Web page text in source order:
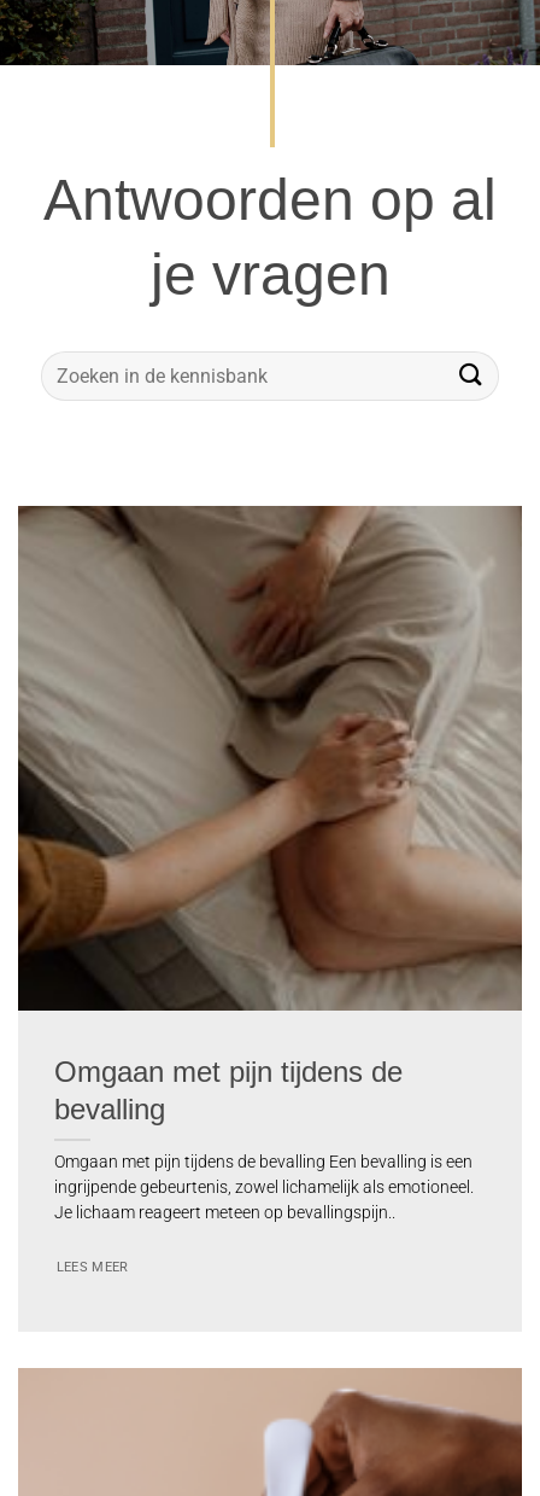
Antwoorden op al
je vragen
Omgaan met pijn tijdens de
bevalling
Omgaan met pijn tijdens de bevalling Een bevalling is een
ingrijpende gebeurtenis, zowel lichamelijk als emotioneel.
Je lichaam reageert meteen op bevallingspijn..
LEES MEER